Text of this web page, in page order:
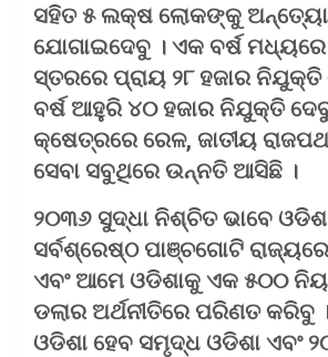
ସହିତ ୫ ଲକ୍ଷ ଲୋକଙ୍କୁ
ଯୋଗାଇଦେବୁ । ଏକ ବର୍ଷ ମଧ୍ୟରେ
ସ୍ତରରେ ପ୍ରାୟ ୨୮ ହଜାର
ବର୍ଷ ଆହୁରି ୪୦ ହଜାର ନିଯୁକ୍ତି
କ୍ଷେତ୍ରରେ ରେଳ, ଜାତୀୟ
ସେବା ସବୁଥିରେ ଉନ୍ନତି ଆସିଛି ।
୨୦୩୬ ସୁଦ୍ଧା ନିଶ୍ଚିତ ଭାବେ
ସର୍ବଶ୍ରେଷ୍ଠ ପାଞ୍ଚଗୋଟି
ଏବଂ ଆମେ ଓଡିଶାକୁ ଏକ ୫୦୦
ଡଲାର ଅର୍ଥନୀତିରେ ପରିଣତ କରିବୁ
ଓଡିଶା ହେବ ସମୃଦ୍ଧ ଓଡିଶା ଏବଂ